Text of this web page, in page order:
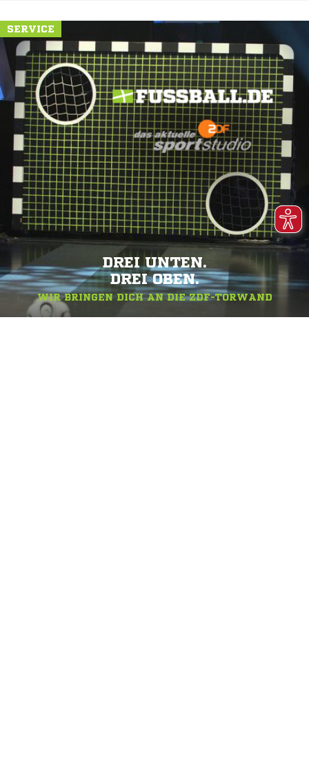
SERVICE
DREI UNTEN.
DREI OBEN.
WIR BRINGEN DICH AN DIE ZDF-TORWAND